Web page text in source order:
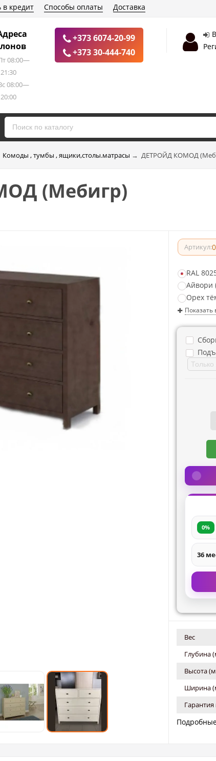
в кредит Способы оплаты Доставка
08:00—
21:30
08:00—
20:00
+373 6074-20-99
+373 30-444-740
Комоды , тумбы , ящики,столы.матрасы → ДЕТРОЙД КОМОД
(Mебигр)
Артикул:
RAL
Айвори
Орех
Показать
0%
36
Вес
Глубина
Высота
Ширина